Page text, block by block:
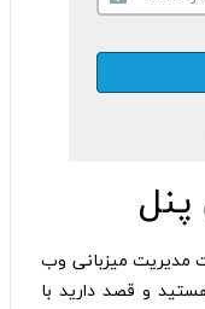
مدیریت میزبانی وب
و قصد دارید با